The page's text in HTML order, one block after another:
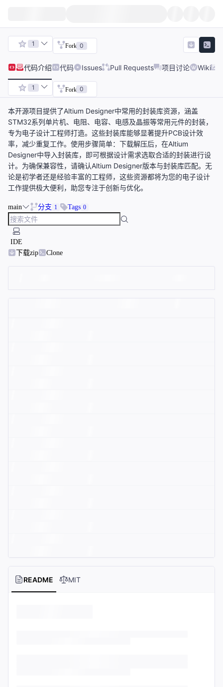
1 Fork 0
代码介绍 代码 Issues Pull Requests 项目讨论 Wiki
1 Fork 0
本开源项目提供了Altium Designer中常用的封装库资源，涵盖
STM32系列单片机、电阻、电容、电感及晶振等常用元件的封装，
专为电子设计工程师打造。这些封装库能够显著提升PCB设计效
率，减少重复工作。使用步骤简单：下载解压后，在Altium
Designer中导入封装库，即可根据设计需求选取合适的封装进行设
计。为确保兼容性，请确认Altium Designer版本与封装库匹配。无
论是初学者还是经验丰富的工程师，这些资源都将为您的电子设计
工作提供极大便利，助您专注于创新与优化。
main 分支 1 Tags 0
IDE
下载zip
Clone
README MIT